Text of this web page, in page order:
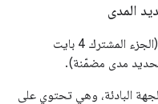
المدى
يختلف (الجزء المشترك 4 بايت
تحديد مدى مضمّنة).
البادئة، وهي تحتوي على